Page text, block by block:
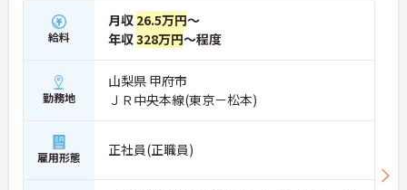
しないため、生活リズムを整えながら健康的に働き
続けることができます
により、先々の予定が立てやすくプライベートの時
間をしっかりと確保できる環境です
【専門資格を活かした収入アップと明確なキャリア
形成が期待できます】
・介護福祉士資格手当が支給されるほか、年2回の
給料
月収 26.5万円～
年収328万円～程度
勤務地
山梨県 甲府市
ＪＲ中央本線(東京－松本)
雇用形態 正社員(正職員)